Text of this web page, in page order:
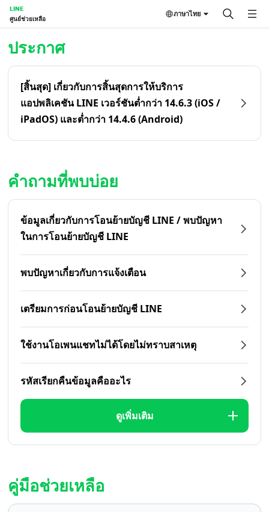
LINE
ศูนย์ช่วยเหลือ
ภาษาไทย
ประกาศ
[สิ้นสุด] เกี่ยวกับการสิ้นสุดการให้บริการ
แอปพลิเคชัน LINE เวอร์ชันต่ำกว่า 14.6.3 (iOS /
iPadOS) และต่ำกว่า 14.4.6 (Android)
คำถามที่พบบ่อย
ข้อมูลเกี่ยวกับการโอนย้ายบัญชี LINE / พบปัญหา
ในการโอนย้ายบัญชี LINE
พบปัญหาเกี่ยวกับการแจ้งเตือน
เตรียมการก่อนโอนย้ายบัญชี LINE
ใช้งานโอเพนแชทไม่ได้โดยไม่ทราบสาเหตุ
รหัสเรียกคืนข้อมูลคืออะไร
ดูเพิ่มเติม
คู่มือช่วยเหลือ